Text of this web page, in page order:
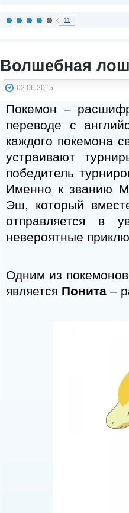
11
Волшебная
02.06.2015
Покемон –
переводе с
каждого покемона
устраивают
победитель
Именно к званию
Эш, который
отправляется в
невероятные
Одним из
является Понита –